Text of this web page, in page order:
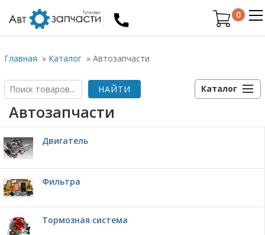
0
Главная » Каталог »Автозапчасти
Каталог
Автозапчасти
Двигатель
Фильтра
Тормозная система